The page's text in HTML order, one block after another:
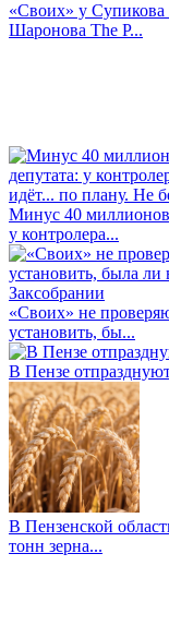
«Своих» у Супикова
Шаронова The P...
Минус 40
у контролера...
«Своих» не
установить, бы...
В Пензе
В Пензенской
тонн зерна...